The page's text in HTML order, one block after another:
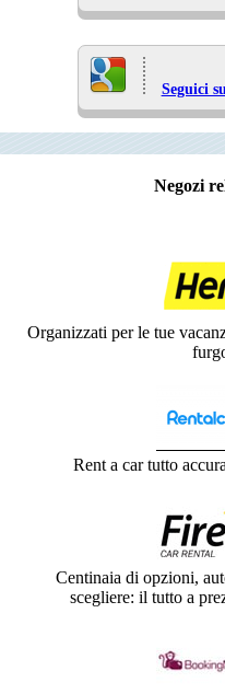
Seguici
Negozi
Organizzati per le tue
Rent a car tutto
Centinaia di opzioni,
scegliere: il tutto a